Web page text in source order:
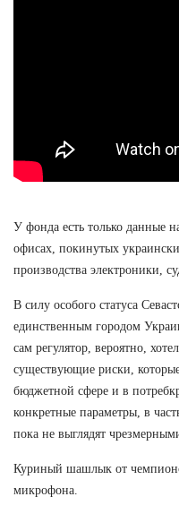
У фонда есть только данные
офисах, покинутых
производства электроники,
В силу особого статуса
единственным городом
сам регулятор, вероятно,
существующие риски,
бюджетной сфере и в
конкретные параметры, в
пока не выглядят
Куриный шашлык от
микрофона.